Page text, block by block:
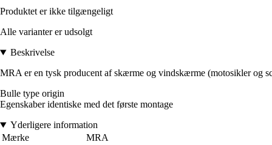
Produktet er ikke tilgængeligt
Alle varianter er udsolgt
Beskrivelse
MRA er en tysk producent af skærme og vindskærme (motosikler og
Bulle type origin
Egenskaber identiske med det første montage
Yderligere information
Mærke
MRA